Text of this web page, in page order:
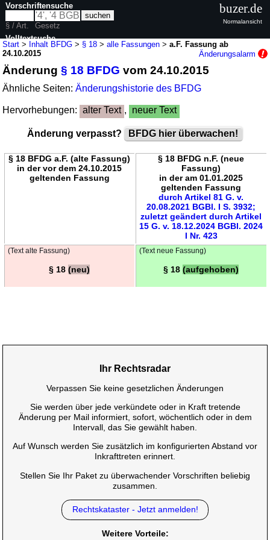
Start > Inhalt BFDG > § 18 >alle Fassungen >a.F. Fassung ab
24.10.2015
Änderungsalarm
Änderung§ 18 BFDG vom 24.10.2015
Ähnliche Seiten:Änderungshistorie des BFDG
Hervorhebungen: alter Text , neuer Text
Änderung verpasst? BFDG hier überwachen!
§ 18 BFDG a.F. (alte Fassung)
in der vor dem 24.10.2015
geltenden Fassung
§ 18 BFDG n.F. (neue
Fassung)
in der am 01.01.2025
geltenden Fassung
durch Artikel 81 G. v.
20.08.2021 BGBl. I S. 3932;
zuletzt geändert durch Artikel
15 G. v. 18.12.2024 BGBl. 2024
I Nr. 423
(Text alte Fassung)
§ 18 (neu)
(Text neue Fassung)
§ 18 (aufgehoben)
Vorschriftensuche
§ / Art.
Gesetz
Volltextsuche
buzer.de
Normalansicht
Ihr Rechtsradar
Verpassen Sie keine gesetzlichen Änderungen
Sie werden über jede verkündete oder in Kraft tretende
Änderung per Mail informiert, sofort, wöchentlich oder in dem
Intervall, das Sie gewählt haben.
Auf Wunsch werden Sie zusätzlich im konfigurierten Abstand vor
Inkrafttreten erinnert.
Stellen Sie Ihr Paket zu überwachender Vorschriften beliebig
zusammen.
Rechtskataster - Jetzt anmelden!
Weitere Vorteile: